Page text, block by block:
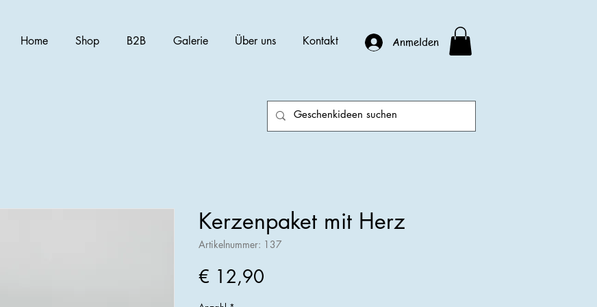
Anmelden
Home Shop B2B Galerie Über uns Kontakt
Kerzenpaket mit Herz
Artikelnummer: 137
€ 12,90